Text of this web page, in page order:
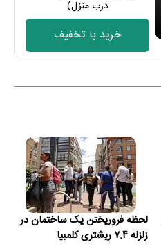
درب منزل)
خرید با تخفیف
لحظه فروریختن یک ساختمان در
زلزله ۷.۴ ریشتری کلمبیا